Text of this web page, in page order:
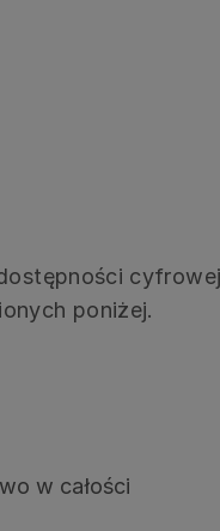
poniżej.
w całości